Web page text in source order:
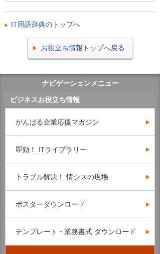
IT用語辞典のトップへ
お役立ち情報トップへ戻る
ナビゲーションメニュー
ビジネスお役立ち情報
がんばる企業応援マガジン
即効！ ITライブラリー
トラブル解決！ 情シスの現場
ポスターダウンロード
テンプレート・業務書式 ダウンロード